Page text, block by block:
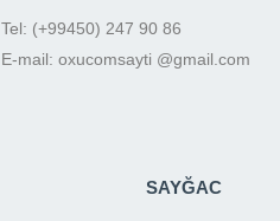
Tel: (+99450) 247 90 86
E-mail: oxucomsayti @gmail.com
SAYĞAC